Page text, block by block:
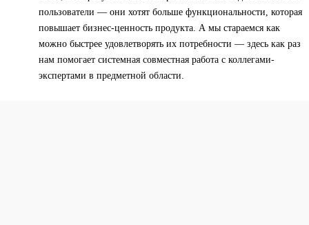
пользователи — они хотят больше функциональности, которая
повышает бизнес-ценность продукта. А мы стараемся как
можно быстрее удовлетворять их потребности — здесь как раз
нам помогает системная совместная работа с коллегами-
экспертами в предметной области.